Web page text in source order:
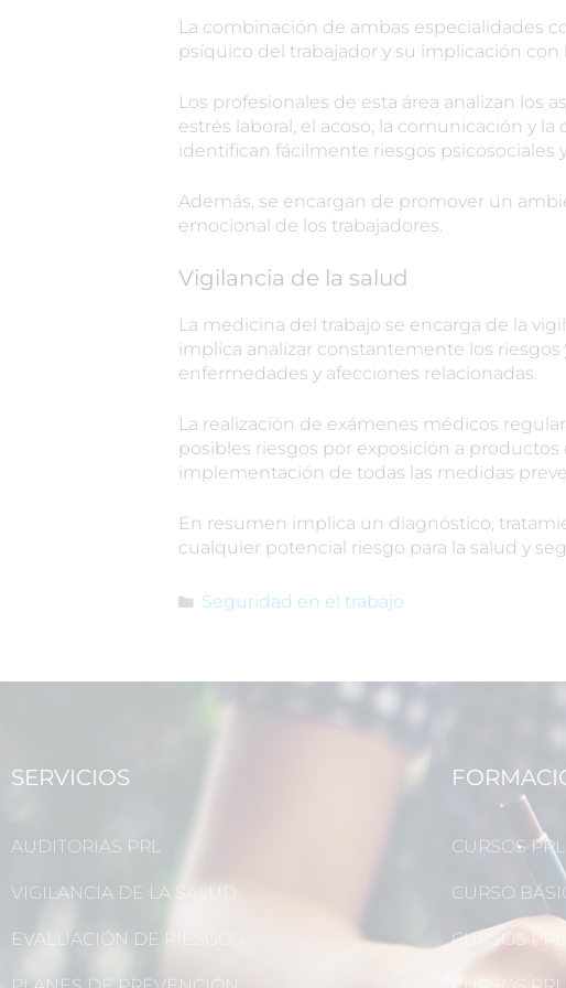
La combinación de ambas especialidades
psíquico del trabajador y su implicación con
Los profesionales de esta área analizan los
estrés laboral, el acoso, la comunicación y
identifican fácilmente riesgos
Además, se encargan de promover un
emocional de los trabajadores.
Vigilancia de la salud
La medicina del trabajo se encarga de la
implica analizar constantemente los riesgos
enfermedades y afecciones relacionadas.
La realización de exámenes médicos
posibles riesgos por exposición a
implementación de todas las medidas
En resumen implica un diagnóstico,
cualquier potencial riesgo para la salud y
Seguridad en el trabajo
SERVICIOS
AUDITORIAS PRL
VIGILANCIA DE LA SALUD
EVALUACIÓN DE RIESGOS
CURSOS PRL
CURSO
CURSOS